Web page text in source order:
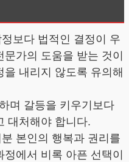
보다 법적인 결정이 우
가의 도움을 받는 것이
내리지 않도록 유의해
며 갈등을 키우기보다
대처해야 합니다.
본인의 행복과 권리를
에서 비록 아픈 선택이